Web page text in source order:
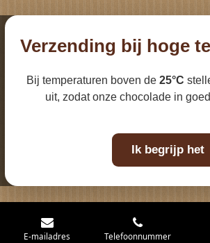
E-mailadres Telefoonnummer
Verzending bij hoge
Bij temperaturen boven de 25°C
uit, zodat onze chocolade in
Ik begrijp het